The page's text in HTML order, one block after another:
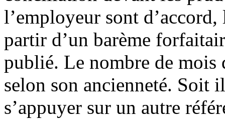
l’employeur sont
partir d’un barème
publié. Le nombre de mois
selon son ancienneté. Soit
s’appuyer sur un autre